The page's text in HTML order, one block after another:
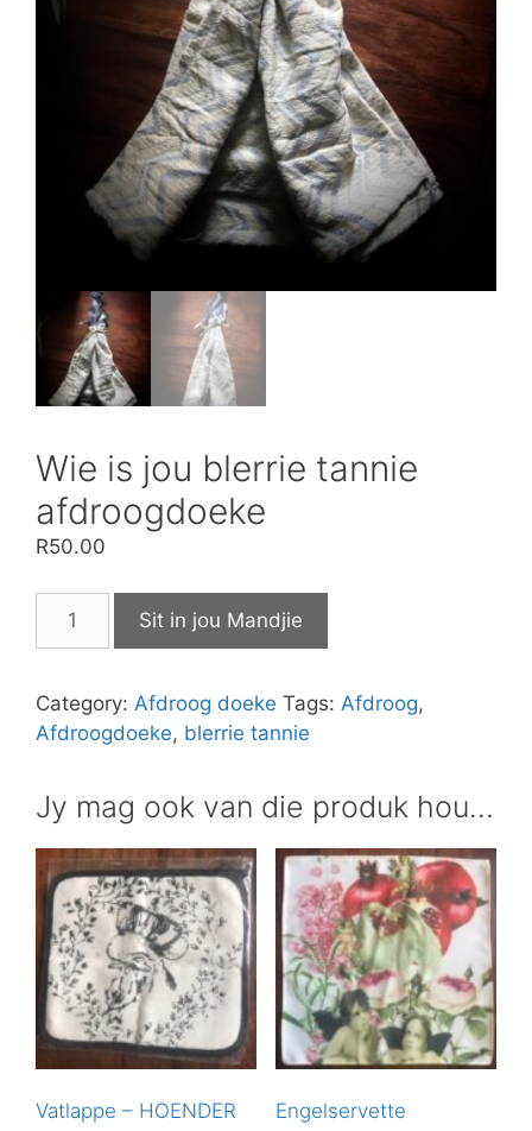
Wie is jou blerrie tannie
afdroogdoeke
R50.00
blerrie
tannie
Sit in jou Mandjie
Category: Afdroog doeke Tags: Afdroog,
Afdroogdoeke, blerrie tannie
Jy mag ook van die produk hou…
Vatlappe – HOENDER Engelservette